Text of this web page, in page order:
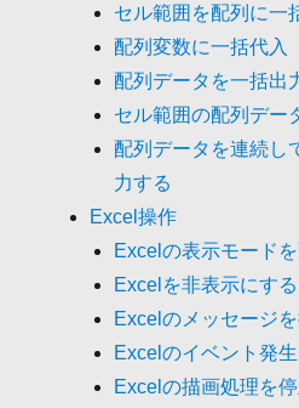
セル範囲を配列に一
配列変数に一括代入
配列データを一括出
セル範囲の配列デー
配列データを連続し
力する
Excel操作
Excelの表示モード
Excelを非表示にする
Excelのメッセージ
Excelのイベント発
Excelの描画処理を